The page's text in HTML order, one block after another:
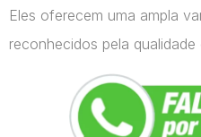
Eles oferecem uma ampla
reconhecidos pela